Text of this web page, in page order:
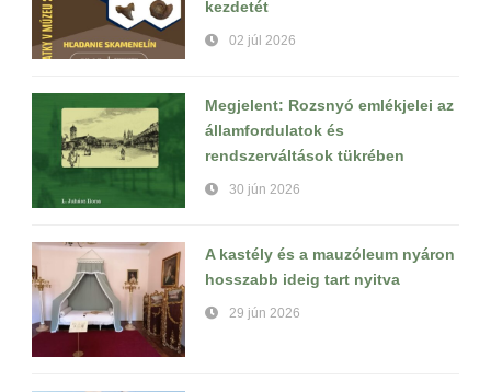
kezdetét
02 júl 2026
Megjelent: Rozsnyó emlékjelei az
államfordulatok és
rendszerváltások tükrében
30 jún 2026
A kastély és a mauzóleum nyáron
hosszabb ideig tart nyitva
29 jún 2026